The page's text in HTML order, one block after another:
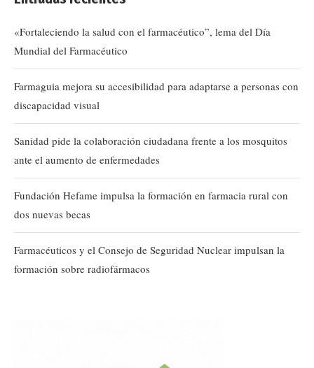
«Fortaleciendo la salud con el farmacéutico”, lema del Día
Mundial del Farmacéutico
Farmaguia mejora su accesibilidad para adaptarse a personas con
discapacidad visual
Sanidad pide la colaboración ciudadana frente a los mosquitos
ante el aumento de enfermedades
Fundación Hefame impulsa la formación en farmacia rural con
dos nuevas becas
Farmacéuticos y el Consejo de Seguridad Nuclear impulsan la
formación sobre radiofármacos